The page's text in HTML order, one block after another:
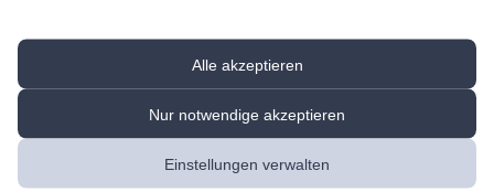
Alle akzeptieren
Nur notwendige akzeptieren
Einstellungen verwalten
Mit dem Laden der Karte stimmen Sie den
Klicken Sie auf „Karte Laden“, um Google